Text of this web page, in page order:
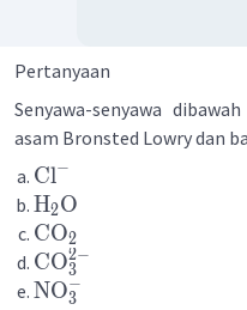
Pertanyaan
Senyawa-senyawa
asam Bronsted Lowry dan
Cl−
H2O
CO2
CO3
2−
NO3
−